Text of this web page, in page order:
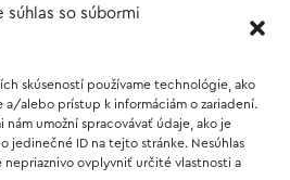
súhlas so súbormi
skúseností používame technológie, ako
a/alebo prístup k informáciám o zariadení.
umožní spracovávať údaje, ako je
jedinečné ID na tejto stránke. Nesúhlas
nepriaznivo ovplyvniť určité vlastnosti a